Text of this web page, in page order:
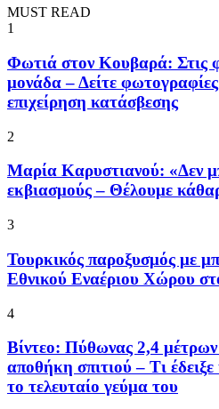
MUST READ
1
Φωτιά στον Κουβαρά: Στις
μονάδα – Δείτε
επιχείρηση κατάσβεσης
2
Μαρία Καρυστιανού: «Δεν
εκβιασμούς – Θέλουμε
3
Τουρκικός παροξυσμός με
Εθνικού Εναέριου Χώρου
4
Βίντεο: Πύθωνας 2,4
αποθήκη σπιτιού – Τι
το τελευταίο γεύμα του